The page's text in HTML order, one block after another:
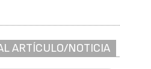
ARTÍCULO/NOTICIA